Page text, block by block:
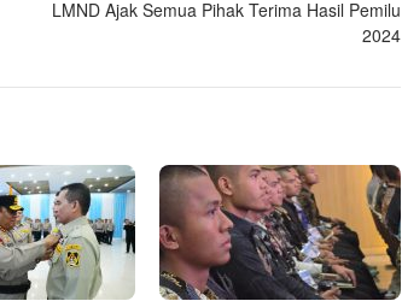
LMND Ajak Semua Pihak Terima Hasil Pemilu
2024